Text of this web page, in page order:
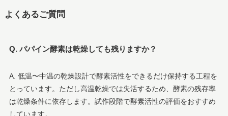
よくあるご質問
Q. パパイン酵素は乾燥しても残りますか？
A. 低温〜中温の乾燥設計で酵素活性をできるだけ保持する工程を
とっています。ただし高温乾燥では失活するため、酵素の残存率
は乾燥条件に依存します。試作段階で酵素活性の評価をおすすめ
しています。